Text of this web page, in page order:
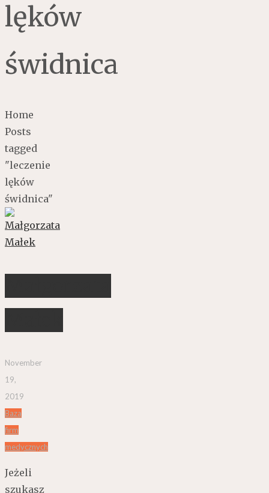
lęków
świdnica
Home
Posts
tagged
"leczenie
lęków
świdnica"
November
19,
2019
Baza
firm
medycznych
Jeżeli
szukasz